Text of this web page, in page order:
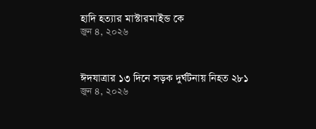
হাদি হত্যার মাস্টারমাইন্ড কে
জুন ৪, ২০২৬
ঈদযাত্রার ১৩ দিনে সড়ক দুর্ঘটনায় নিহত ২৮১
জুন ৪, ২০২৬